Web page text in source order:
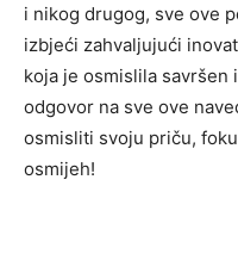
i nikog drugog, sve ove
izbjeći zahvaljujući
koja je osmislila
odgovor na sve ove
osmisliti svoju priču,
osmijeh!